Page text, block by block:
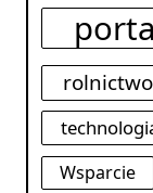
rolnictwo
Wsparcie